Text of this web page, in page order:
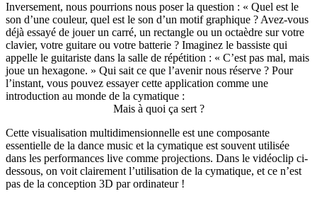
Inversement, nous pourrions nous poser la question : « Quel est le
son d’une couleur, quel est le son d’un motif graphique ? Avez-vous
déjà essayé de jouer un carré, un rectangle ou un octaèdre sur votre
clavier, votre guitare ou votre batterie ? Imaginez le bassiste qui
appelle le guitariste dans la salle de répétition : « C’est pas mal, mais
joue un hexagone. » Qui sait ce que l’avenir nous réserve ? Pour
l’instant, vous pouvez essayer cette application comme une
introduction au monde de la cymatique :
Mais à quoi ça sert ?
Cette visualisation multidimensionnelle est une composante
essentielle de la dance music et la cymatique est souvent utilisée
dans les performances live comme projections. Dans le vidéoclip ci-
dessous, on voit clairement l’utilisation de la cymatique, et ce n’est
pas de la conception 3D par ordinateur !